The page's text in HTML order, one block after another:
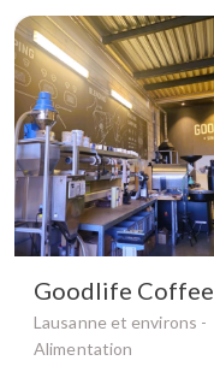
Goodlife Coffee
Lausanne et environs -
Alimentation